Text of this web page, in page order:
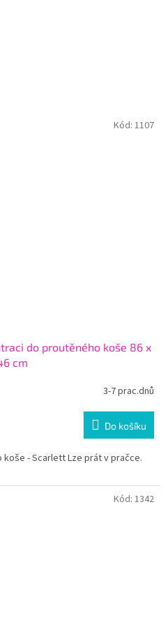
do proutěného koše 86 x
cm
3-7 prac.dnů
Do košíku
- Scarlett Lze prát v pračce.
Kód: 1107
Kód: 1342